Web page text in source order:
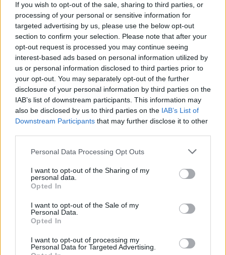
If you wish to opt-out of the sale, sharing to third parties, or
processing of your personal or sensitive information for
targeted advertising by us, please use the below opt-out
section to confirm your selection. Please note that after your
opt-out request is processed you may continue seeing
interest-based ads based on personal information utilized by
us or personal information disclosed to third parties prior to
your opt-out. You may separately opt-out of the further
disclosure of your personal information by third parties on the
IAB’s list of downstream participants. This information may
also be disclosed by us to third parties on the IAB’s List of
Downstream Participants that may further disclose it to other
Personal Data Processing Opt Outs
I want to opt-out of the Sharing of my
personal data.
Opted In
I want to opt-out of the Sale of my
Personal Data.
Opted In
I want to opt-out of processing my
Personal Data for Targeted Advertising.
essere più vicino a Harry e avere un rapporto
con suo figlio che funzioni davvero. Ma
questo dipende dal fatto che il figlio dia al
padre garanzie ferree che non ci saranno più
libri e interviste imbarazzanti", ha dichiarato
l’esperto al tabloid britannico Mirror. Tuttavia
per Harry la situazione è ribaltata: è convinto
che "sarebbe piuttosto la sua famiglia a
dovergli fare delle promesse, non il
contrario", sostiene l’esperto. Ma se fosse il re
a volare negli Usa?